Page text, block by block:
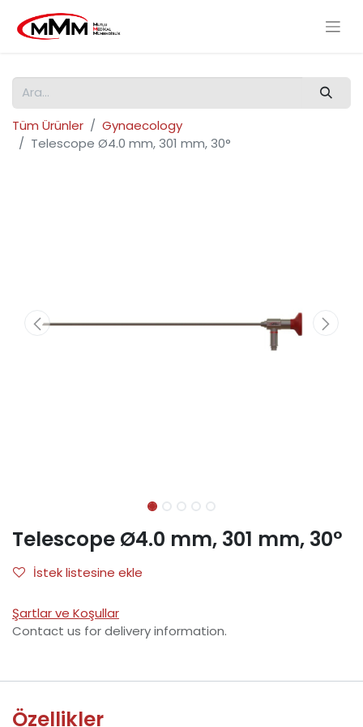
Tüm Ürünler
Gynaecology
Telescope Ø4.0 mm, 301 mm, 30°
Telescope Ø4.0 mm, 301 mm, 30°
İstek listesine ekle
Şartlar ve Koşullar
Contact us for delivery information.
Özellikler